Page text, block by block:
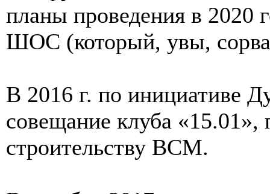
планы проведения в 2020
ШОС (который, увы,
В 2016 г. по инициативе
совещание клуба «15.01»,
строительству ВСМ.